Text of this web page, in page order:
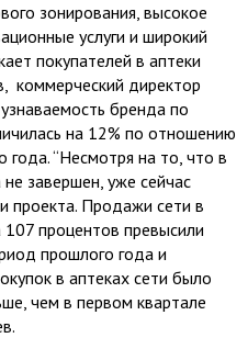
зонирования, высокое
услуги и широкий
покупателей в аптеки
коммерческий директор
бренда по
на 12% по отношению
“Несмотря на то, что в
завершен, уже сейчас
проекта. Продажи сети в
процентов превысили
прошлого года и
в аптеках сети было
чем в первом квартале